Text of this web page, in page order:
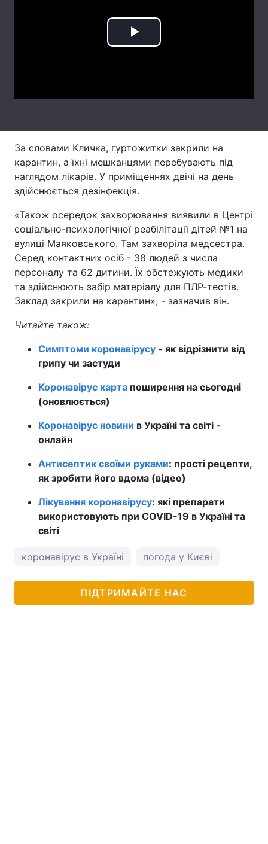
Play
За словами Кличка, гуртожитки закрили на
карантин, а їхні мешканцями перебувають під
наглядом лікарів. У приміщеннях двічі на день
здійснюється дезінфекція.
«Також осередок захворювання виявили в Центрі
соціально-психологічної реабілітації дітей №1 на
вулиці Маяковського. Там захворіла медсестра.
Серед контактних осіб - 38 людей з числа
персоналу та 62 дитини. Їх обстежують медики
та здійснюють забір матеріалу для ПЛР-тестів.
Заклад закрили на карантин», - зазначив він.
Читайте також:
Симптоми коронавірусу - як відрізнити від
грипу чи застуди
Коронавірус карта поширення на сьогодні
(оновлюється)
Коронавірус новини в Україні та світі -
онлайн
Антисептик своїми руками: прості рецепти,
як зробити його вдома (відео)
Лікування коронавірусу: які препарати
використовують при COVID-19 в Україні та
світі
коронавірус в Україні погода у Києві
ПІДТРИМАЙТЕ НАС